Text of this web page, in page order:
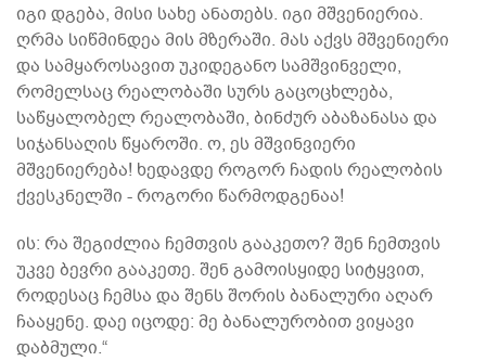
იგი დგება, მისი სახე ანათებს. იგი მშვენიერია.
ღრმა სიწმინდეა მის მზერაში. მას აქვს მშვენიერი
და სამყაროსავით უკიდეგანო სამშვინველი,
რომელსაც რეალობაში სურს გაცოცხლება,
საწყალობელ რეალობაში, ბინძურ აბაზანასა და
სიჯანსაღის წყაროში. ო, ეს მშვინვიერი
მშვენიერება! ხედავდე როგორ ჩადის რეალობის
ქვესკნელში - როგორი წარმოდგენაა!
ის: რა შეგიძლია ჩემთვის გააკეთო? შენ ჩემთვის
უკვე ბევრი გააკეთე. შენ გამოისყიდე სიტყვით,
როდესაც ჩემსა და შენს შორის ბანალური აღარ
ჩააყენე. დაე იცოდე: მე ბანალურობით ვიყავი
დაბმული.“